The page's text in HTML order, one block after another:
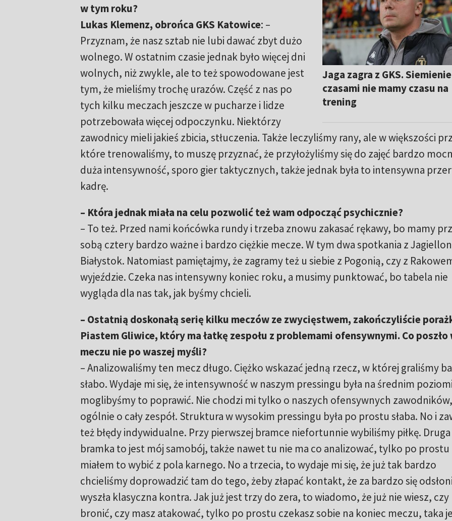
Jaga zagra z GKS.
czasami nie mamy czasu na
trening
w tym roku?
Lukas Klemenz, obrońca GKS Katowice: –
Przyznam, że nasz sztab nie lubi dawać zbyt dużo
wolnego. W ostatnim czasie jednak było więcej dni
wolnych, niż zwykle, ale to też spowodowane jest
tym, że mieliśmy trochę urazów. Część z nas po
tych kilku meczach jeszcze w pucharze i lidze
potrzebowała więcej odpoczynku. Niektórzy
zawodnicy mieli jakieś zbicia, stłuczenia. Także leczyliśmy rany, ale w większości
które trenowaliśmy, to muszę przyznać, że przyłożyliśmy się do zajęć bardzo
duża intensywność, sporo gier taktycznych, także jednak była to intensywna
kadrę.
– Która jednak miała na celu pozwolić też wam odpocząć psychicznie?
– To też. Przed nami końcówka rundy i trzeba znowu zakasać rękawy, bo mamy
sobą cztery bardzo ważne i bardzo ciężkie mecze. W tym dwa spotkania z
Białystok. Natomiast pamiętajmy, że zagramy też u siebie z Pogonią, czy z
wyjeździe. Czeka nas intensywny koniec roku, a musimy punktować, bo tabela nie
wygląda dla nas tak, jak byśmy chcieli.
– Ostatnią doskonałą serię kilku meczów ze zwycięstwem, zakończyliście
Piastem Gliwice, który ma łatkę zespołu z problemami ofensywnymi. Co poszło
meczu nie po waszej myśli?
– Analizowaliśmy ten mecz długo. Ciężko wskazać jedną rzecz, w której graliśmy
słabo. Wydaje mi się, że intensywność w naszym pressingu była na średnim
moglibyśmy to poprawić. Nie chodzi mi tylko o naszych ofensywnych
ogólnie o cały zespół. Struktura w wysokim pressingu była po prostu słaba. No i
też błędy indywidualne. Przy pierwszej bramce niefortunnie wybiliśmy piłkę. Druga
bramka to jest mój samobój, także nawet tu nie ma co analizować, tylko po prostu
miałem to wybić z pola karnego. No a trzecia, to wydaje mi się, że już tak bardzo
chcieliśmy doprowadzić tam do tego, żeby złapać kontakt, że za bardzo się
wyszła klasyczna kontra. Jak już jest trzy do zera, to wiadomo, że już nie wiesz, czy
bronić, czy masz atakować, tylko po prostu czekasz sobie na koniec meczu, taka